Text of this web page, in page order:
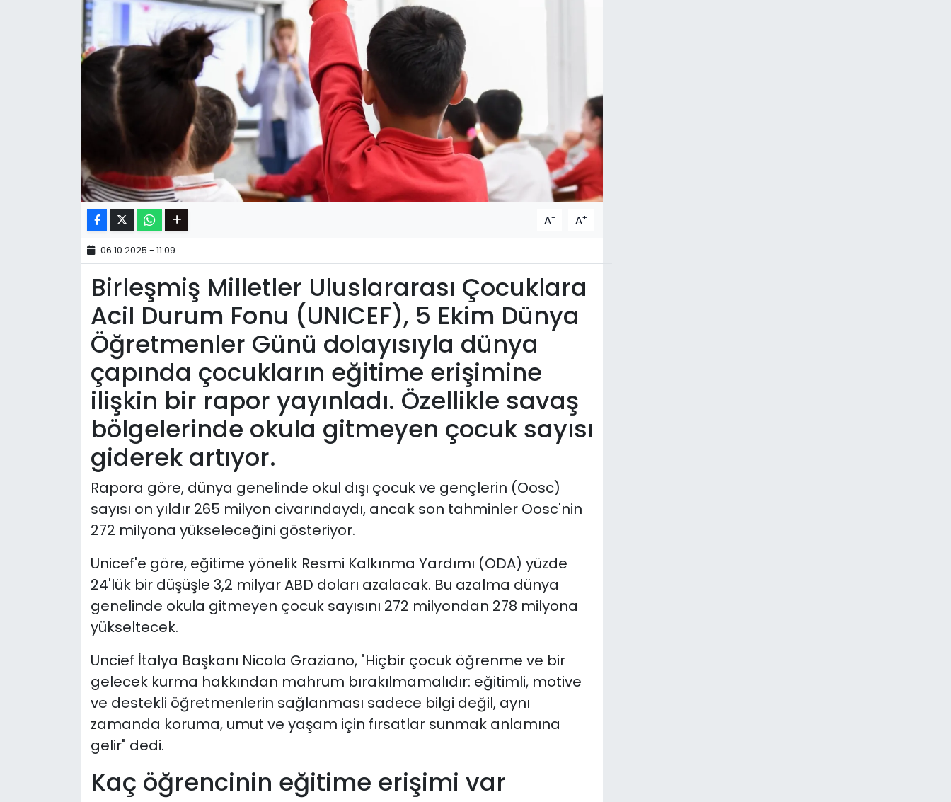
A- A+
06.10.2025 - 11:09
Birleşmiş Milletler Uluslararası Çocuklara
Acil Durum Fonu (UNICEF), 5 Ekim Dünya
Öğretmenler Günü dolayısıyla dünya
çapında çocukların eğitime erişimine
ilişkin bir rapor yayınladı. Özellikle savaş
bölgelerinde okula gitmeyen çocuk sayısı
giderek artıyor.
Rapora göre, dünya genelinde okul dışı çocuk ve gençlerin (Oosc)
sayısı on yıldır 265 milyon civarındaydı, ancak son tahminler Oosc'nin
272 milyona yükseleceğini gösteriyor.
Unicef'e göre, eğitime yönelik Resmi Kalkınma Yardımı (ODA) yüzde
24'lük bir düşüşle 3,2 milyar ABD doları azalacak. Bu azalma dünya
genelinde okula gitmeyen çocuk sayısını 272 milyondan 278 milyona
yükseltecek.
Uncief İtalya Başkanı Nicola Graziano, "Hiçbir çocuk öğrenme ve bir
gelecek kurma hakkından mahrum bırakılmamalıdır: eğitimli, motive
ve destekli öğretmenlerin sağlanması sadece bilgi değil, aynı
zamanda koruma, umut ve yaşam için fırsatlar sunmak anlamına
gelir" dedi.
Kaç öğrencinin eğitime erişimi var